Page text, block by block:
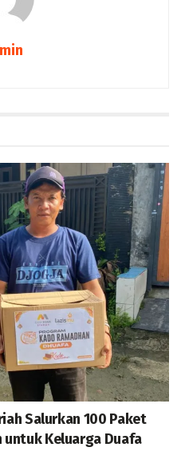
Salurkan 100 Paket
untuk Keluarga Duafa